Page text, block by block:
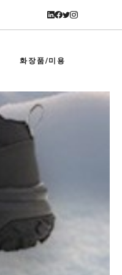
화장품/미용